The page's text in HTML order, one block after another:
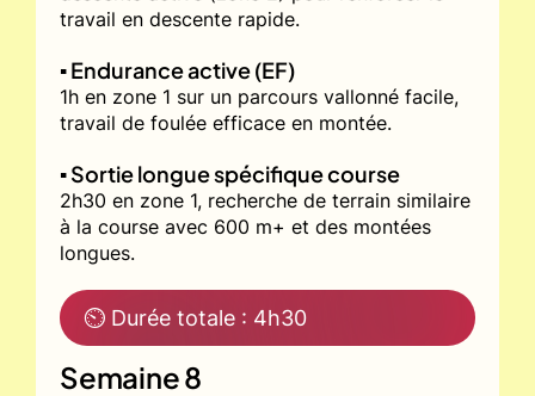
travail en descente rapide.
▪️ Endurance active (EF)
1h en zone 1 sur un parcours vallonné facile,
travail de foulée efficace en montée.
▪️ Sortie longue spécifique course
2h30 en zone 1, recherche de terrain similaire
à la course avec 600 m+ et des montées
longues.
⏲ Durée totale : 4h30
Semaine 8